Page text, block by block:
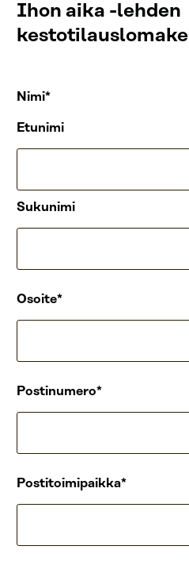
Ihon aika -lehden
kestotilauslomake
Nimi
Etunimi
Sukunimi
Osoite
Postinumero
Postitoimipaikka